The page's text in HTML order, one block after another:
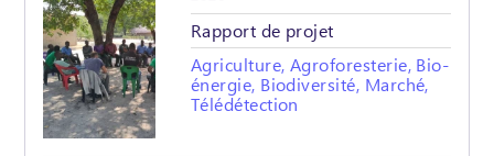
Rapport de projet
Agriculture, Agroforesterie, Bio-
énergie, Biodiversité, Marché,
Télédétection